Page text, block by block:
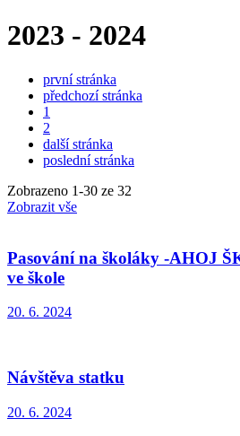
2023 - 2024
první stránka
předchozí stránka
1
2
další stránka
poslední stránka
Zobrazeno 1-30 ze 32
Zobrazit vše
Pasování na školáky -AHOJ
ve škole
20. 6. 2024
Návštěva statku
20. 6. 2024